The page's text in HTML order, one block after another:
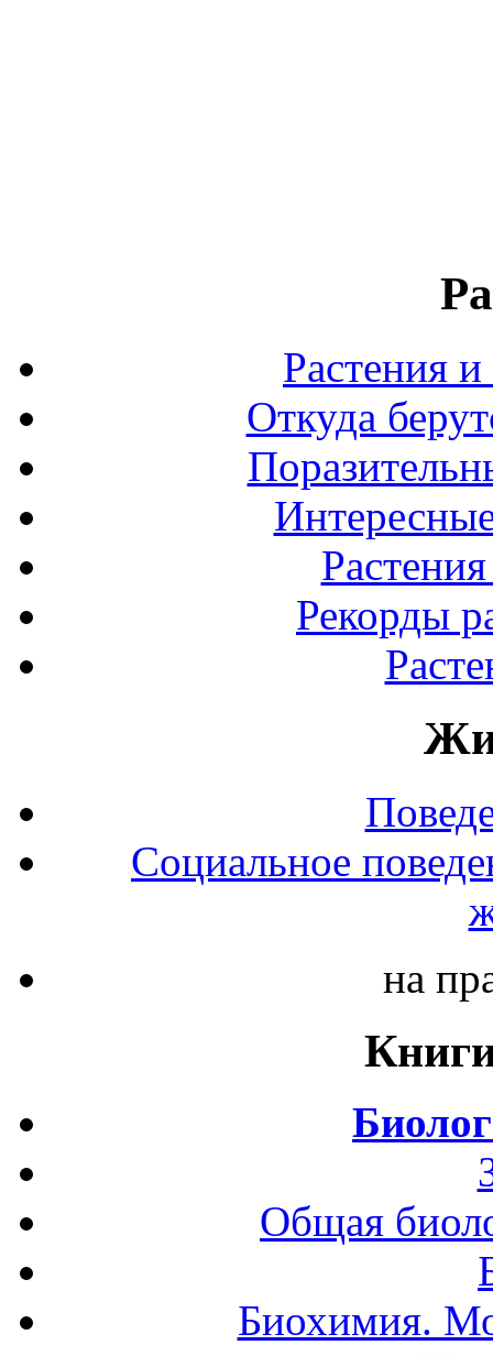
Растения
Откуда
Рекорды
Социальное
на
Общая
Биохимия.